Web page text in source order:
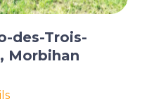
des-Trois-
Morbihan